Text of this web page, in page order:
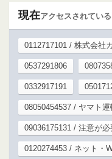
現在アクセスされてい
0112717101 / 株式会社
0537291806
0332917191
08050454537 / ヤマト
09036175131 / 注意が必
0120274453 / ネット・